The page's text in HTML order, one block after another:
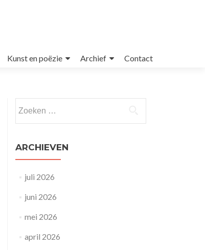
Kunst en poëzie Archief Contact
naar:
ARCHIEVEN
juli 2026
juni 2026
mei 2026
april 2026